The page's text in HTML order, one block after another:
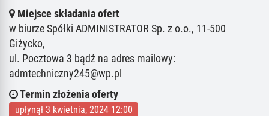
Miejsce składania ofert
w biurze Spółki ADMINISTRATOR Sp. z o.o., 11-500
Giżycko,
ul. Pocztowa 3 bądź na adres mailowy:
admtechniczny245@wp.pl
Termin złożenia oferty
upłynął 3 kwietnia, 2024 12:00